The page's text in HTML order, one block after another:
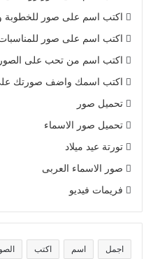
اكتب اسم على صور للخطوبة
اكتب اسم على صور للمناسبات
اكتب اسم من تحب على
اكتب اسمك واضف صورتك
تحميل صور
تحميل صور الاسماء
تورتة عيد ميلاد
صور الاسماء العربى
فريمات فيديو
اجمل اسم اكتب